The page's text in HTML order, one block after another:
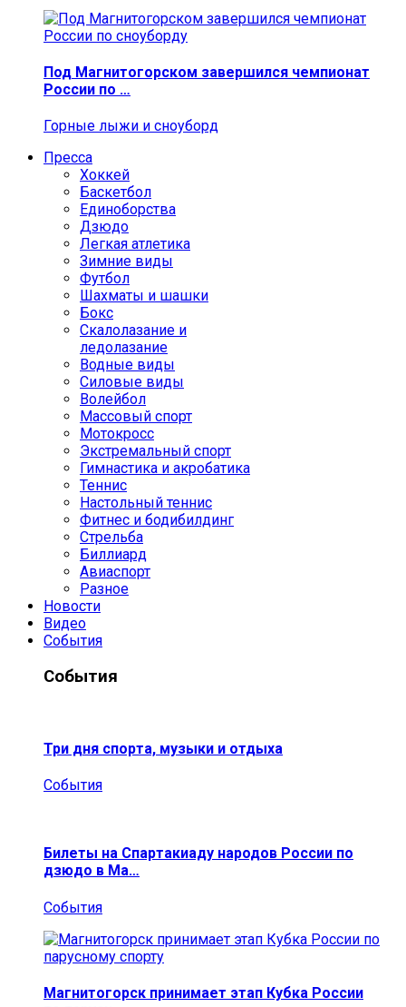
Под Магнитогорском завершился чемпионат
России по …
Горные лыжи и сноуборд
Пресса
Хоккей
Баскетбол
Единоборства
Дзюдо
Легкая атлетика
Зимние виды
Футбол
Шахматы и шашки
Бокс
Скалолазание и
ледолазание
Водные виды
Силовые виды
Волейбол
Массовый спорт
Мотокросс
Экстремальный спорт
Гимнастика и акробатика
Теннис
Настольный теннис
Фитнес и бодибилдинг
Стрельба
Биллиард
Авиаспорт
Разное
Новости
Видео
События
События
Три дня спорта, музыки и отдыха
События
Билеты на Спартакиаду народов России по
дзюдо в Ма…
События
Магнитогорск принимает этап Кубка России